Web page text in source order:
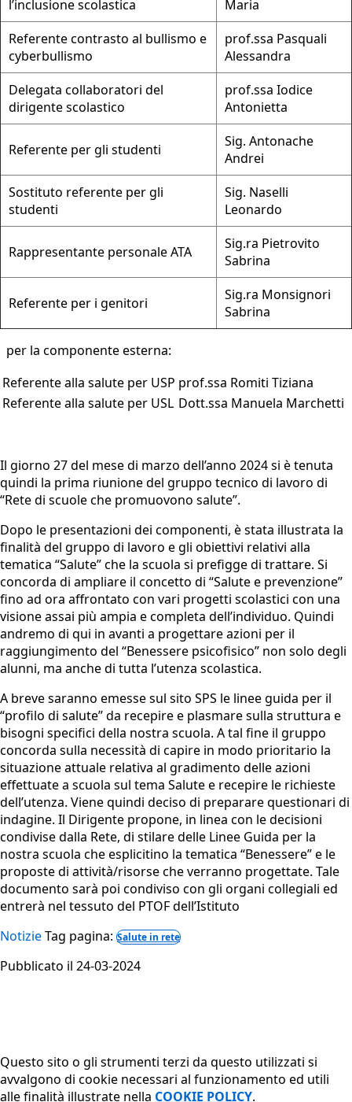
l’inclusione scolastica
Maria
Referente contrasto al bullismo e
cyberbullismo
prof.ssa Pasquali
Alessandra
Delegata collaboratori del
dirigente scolastico
prof.ssa Iodice
Antonietta
Referente per gli studenti
Sig. Antonache
Andrei
Sostituto referente per gli
studenti
Sig. Naselli
Leonardo
Rappresentante personale ATA
Sig.ra Pietrovito
Sabrina
Referente per i genitori
Sig.ra Monsignori
Sabrina
per la componente esterna:
Referente alla salute per USP prof.ssa Romiti Tiziana
Referente alla salute per USL Dott.ssa Manuela Marchetti
Il giorno 27 del mese di marzo dell’anno 2024 si è tenuta
quindi la prima riunione del gruppo tecnico di lavoro di
“Rete di scuole che promuovono salute”.
Dopo le presentazioni dei componenti, è stata illustrata la
finalità del gruppo di lavoro e gli obiettivi relativi alla
tematica “Salute” che la scuola si prefigge di trattare. Si
concorda di ampliare il concetto di “Salute e prevenzione”
fino ad ora affrontato con vari progetti scolastici con una
visione assai più ampia e completa dell’individuo. Quindi
andremo di qui in avanti a progettare azioni per il
raggiungimento del “Benessere psicofisico” non solo degli
alunni, ma anche di tutta l’utenza scolastica.
A breve saranno emesse sul sito SPS le linee guida per il
“profilo di salute” da recepire e plasmare sulla struttura e
bisogni specifici della nostra scuola. A tal fine il gruppo
concorda sulla necessità di capire in modo prioritario la
situazione attuale relativa al gradimento delle azioni
effettuate a scuola sul tema Salute e recepire le richieste
dell’utenza. Viene quindi deciso di preparare questionari di
indagine. Il Dirigente propone, in linea con le decisioni
condivise dalla Rete, di stilare delle Linee Guida per la
nostra scuola che esplicitino la tematica “Benessere” e le
proposte di attività/risorse che verranno progettate. Tale
documento sarà poi condiviso con gli organi collegiali ed
entrerà nel tessuto del PTOF dell’Istituto
NotizieTag pagina: Salute in rete
Pubblicato il 24-03-2024
Questo sito o gli strumenti terzi da questo utilizzati si
avvalgono di cookie necessari al funzionamento ed utili
alle finalità illustrate nella COOKIE POLICY.